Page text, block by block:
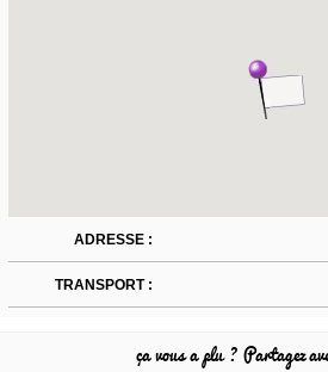
ADRESSE :
TRANSPORT :
ça vous a plu ? Partagez